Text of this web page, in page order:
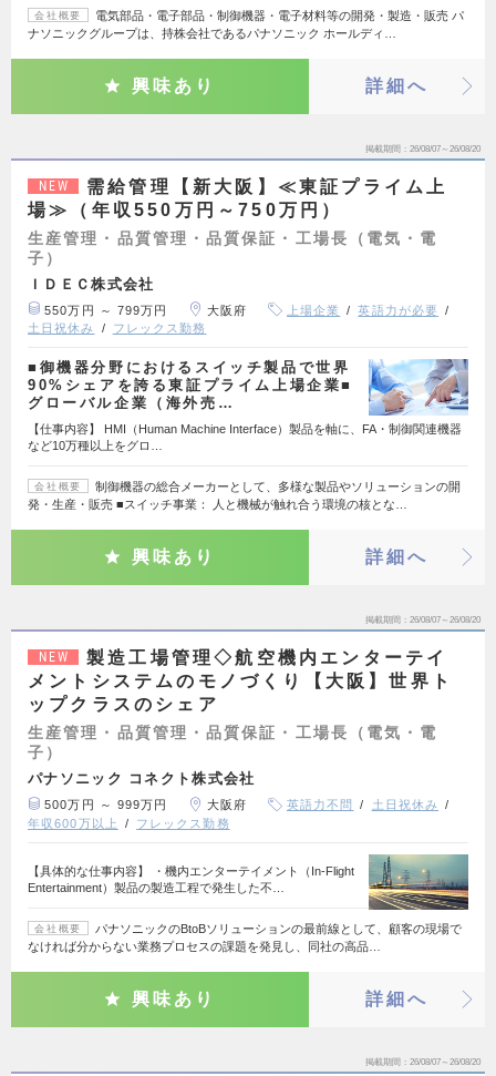
会社概要
電気部品・電子部品・制御機器・電子材料等の開発・製造・販売 パ
ナソニックグループは、持株会社であるパナソニック ホールディ…
興味あり 詳細へ
掲載期間 26/08/07～26/08/20
NEW
需給管理【新大阪】≪東証プライム上
場≫（年収550万円～750万円）
生産管理・品質管理・品質保証・工場長（電気・電
子）
ＩＤＥＣ株式会社
550万円 ～ 799万円 大阪府 上場企業
英語力が必要
土日祝休み
フレックス勤務
■御機器分野におけるスイッチ製品で世界
90%シェアを誇る東証プライム上場企業■
グローバル企業（海外売…
【仕事内容】 HMI（Human Machine Interface）製品を軸に、FA・制御関連機器
など10万種以上をグロ…
会社概要
制御機器の総合メーカーとして、多様な製品やソリューションの開
発・生産・販売 ■スイッチ事業： 人と機械が触れ合う環境の核とな…
興味あり 詳細へ
掲載期間 26/08/07～26/08/20
NEW
製造工場管理◇航空機内エンターテイ
メントシステムのモノづくり【大阪】世界ト
ップクラスのシェア
生産管理・品質管理・品質保証・工場長（電気・電
子）
パナソニック コネクト株式会社
500万円 ～ 999万円 大阪府 英語力不問
土日祝休み
年収600万以上
フレックス勤務
【具体的な仕事内容】 ・機内エンターテイメント（In-Flight
Entertainment）製品の製造工程で発生した不…
会社概要
パナソニックのBtoBソリューションの最前線として、顧客の現場で
なければ分からない業務プロセスの課題を発見し、同社の高品…
興味あり 詳細へ
掲載期間 26/08/07～26/08/20